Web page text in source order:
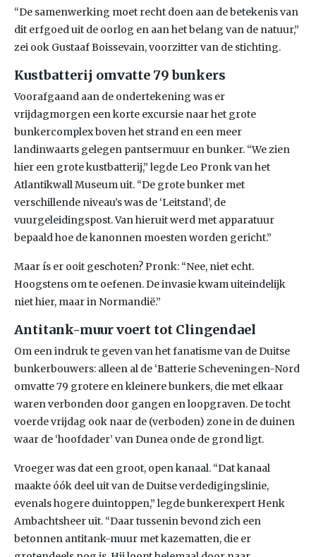
“De samenwerking moet recht doen aan de betekenis van
dit erfgoed uit de oorlog en aan het belang van de natuur,”
zei ook Gustaaf Boissevain, voorzitter van de stichting.
Kustbatterij omvatte 79 bunkers
Voorafgaand aan de ondertekening was er
vrijdagmorgen een korte excursie naar het grote
bunkercomplex boven het strand en een meer
landinwaarts gelegen pantsermuur en bunker. “We zien
hier een grote kustbatterij,” legde Leo Pronk van het
Atlantikwall Museum uit. “De grote bunker met
verschillende niveau’s was de ‘Leitstand’, de
vuurgeleidingspost. Van hieruit werd met apparatuur
bepaald hoe de kanonnen moesten worden gericht.”
Maar ís er ooit geschoten? Pronk: “Nee, niet echt.
Hoogstens om te oefenen. De invasie kwam uiteindelijk
niet hier, maar in Normandië.”
Antitank-muur voert tot Clingendael
Om een indruk te geven van het fanatisme van de Duitse
bunkerbouwers: alleen al de ‘Batterie Scheveningen-Nord
omvatte 79 grotere en kleinere bunkers, die met elkaar
waren verbonden door gangen en loopgraven. De tocht
voerde vrijdag ook naar de (verboden) zone in de duinen
waar de ‘hoofdader’ van Dunea onde de grond ligt.
Vroeger was dat een groot, open kanaal. “Dat kanaal
maakte óók deel uit van de Duitse verdedigingslinie,
evenals hogere duintoppen,” legde bunkerexpert Henk
Ambachtsheer uit. “Daar tussenin bevond zich een
betonnen antitank-muur met kazematten, die er